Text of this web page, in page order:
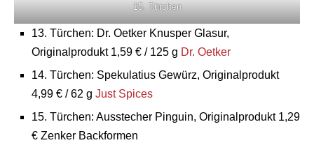
15. Türchen
13. Türchen: Dr. Oetker Knusper Glasur,
Originalprodukt 1,59 € / 125 g Dr. Oetker
14. Türchen: Spekulatius Gewürz, Originalprodukt
4,99 € / 62 g Just Spices
15. Türchen: Ausstecher Pinguin, Originalprodukt 1,29
€ Zenker Backformen